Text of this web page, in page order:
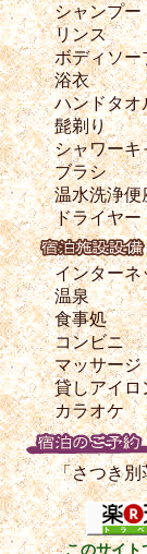
シャンプー
リンス
ボディソー
浴衣
ハンドタオ
髭剃り
シャワーキ
ブラシ
温水洗浄便
ドライヤー
インターネ
温泉
食事処
コンビニ
マッサージ
貸しアイロ
カラオケ
「さつき別
このサイト